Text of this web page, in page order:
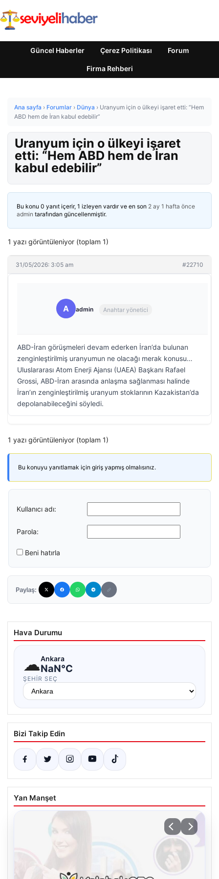
Güncel Haberler Çerez Politikası Forum
Firma Rehberi
Ana sayfa › Forumlar › Dünya › Uranyum için o ülkeyi işaret etti: “Hem
ABD hem de İran kabul edebilir”
Uranyum için o ülkeyi işaret
etti: “Hem ABD hem de İran
kabul edebilir”
Bu konu 0 yanıt içerir, 1 izleyen vardır ve en son 2 ay 1 hafta önce
admin tarafından güncellenmiştir.
1 yazı görüntüleniyor (toplam 1)
31/05/2026: 3:05 am #22710
A admin Anahtar yönetici
ABD-İran görüşmeleri devam ederken İran’da bulunan
zenginleştirilmiş uranyumun ne olacağı merak konusu…
Uluslararası Atom Enerji Ajansı (UAEA) Başkanı Rafael
Grossi, ABD-İran arasında anlaşma sağlanması halinde
İran’ın zenginleştirilmiş uranyum stoklarının Kazakistan’da
depolanabileceğini söyledi.
1 yazı görüntüleniyor (toplam 1)
Bu konuyu yanıtlamak için giriş yapmış olmalısınız.
Kullanıcı adı:
Parola:
Beni hatırla
Paylaş:
Hava Durumu
☁Ankara
NaN°C
ŞEHIR SEÇ
Bizi Takip Edin
Yan Manşet